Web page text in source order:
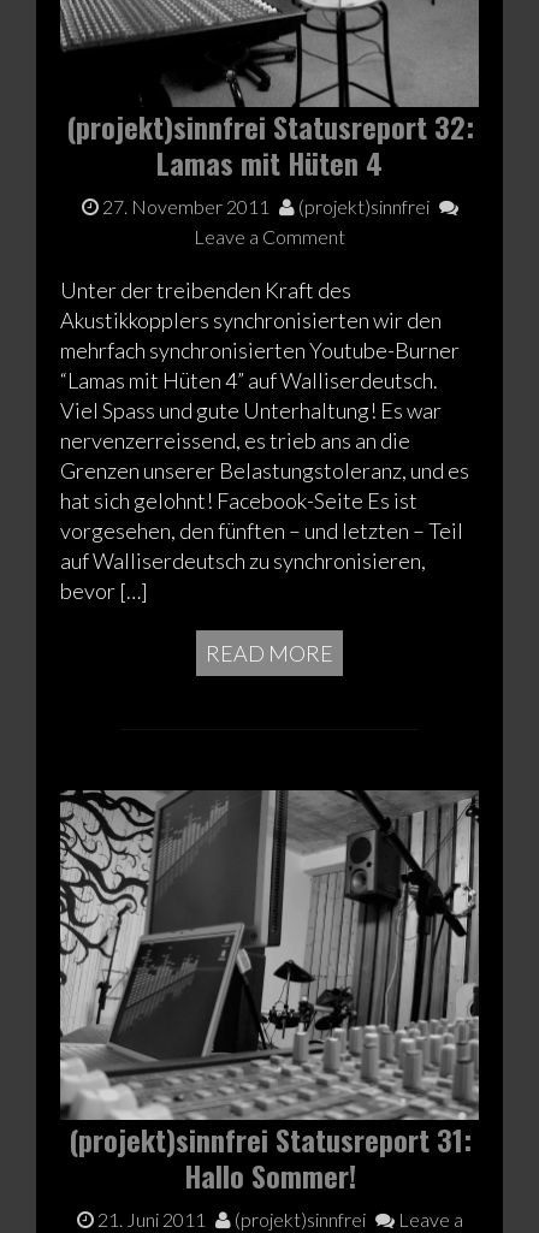
(projekt)sinnfrei Statusreport 32:
Lamas mit Hüten 4
27. November 2011
(projekt)sinnfrei
Leave a Comment
Unter der treibenden Kraft des
Akustikkopplers synchronisierten wir den
mehrfach synchronisierten Youtube-Burner
“Lamas mit Hüten 4” auf Walliserdeutsch.
Viel Spass und gute Unterhaltung! Es war
nervenzerreissend, es trieb ans an die
Grenzen unserer Belastungstoleranz, und es
hat sich gelohnt! Facebook-Seite Es ist
vorgesehen, den fünften – und letzten – Teil
auf Walliserdeutsch zu synchronisieren,
bevor […]
READ MORE
(projekt)sinnfrei Statusreport 31:
Hallo Sommer!
21. Juni 2011 (projekt)sinnfrei Leave a